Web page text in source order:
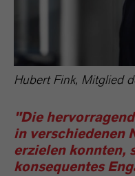
Hubert Fink, Mitglied
"Die
in verschiedenen
erzielen konnten,
konsequentes